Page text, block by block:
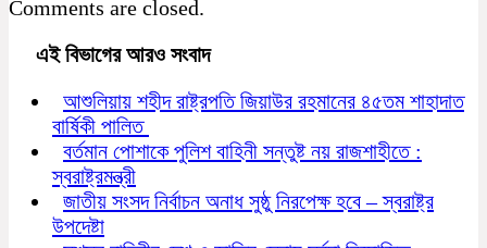
Comments are closed.
এই বিভাগের আরও সংবাদ
আশুলিয়ায় শহীদ রাষ্ট্রপতি জিয়াউর রহমানের ৪৫তম শাহাদাত
বার্ষিকী পালিত
বর্তমান পোশাকে পুলিশ বাহিনী সন্তুষ্ট নয় রাজশাহীতে :
স্বরাষ্ট্রমন্ত্রী
জাতীয় সংসদ নির্বাচন অনাধ সুষ্ঠু নিরপেক্ষ হবে – স্বরাষ্ট্র
উপদেষ্টা